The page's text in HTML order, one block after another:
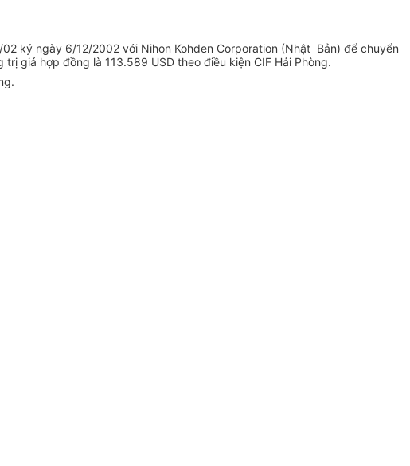
ký ngày 6/12/2002 với Nihon Kohden Corporation (Nhật Bản) để chuyển
giá hợp đồng là 113.589 USD theo điều kiện CIF Hải Phòng.